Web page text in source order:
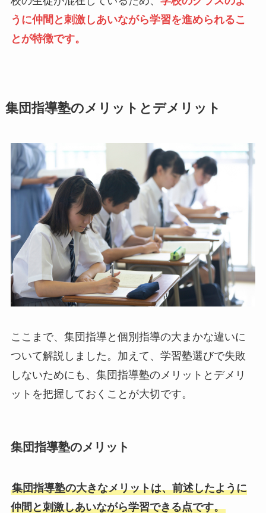
うに仲間と刺激しあいながら学習を進められるこ
とが特徴です。
集団指導塾のメリットとデメリット
ここまで、集団指導と個別指導の大まかな違いに
ついて解説しました。加えて、学習塾選びで失敗
しないためにも、集団指導塾のメリットとデメリ
ットを把握しておくことが大切です。
集団指導塾のメリット
集団指導塾の大きなメリットは、前述したように
仲間と刺激しあいながら学習できる点です。